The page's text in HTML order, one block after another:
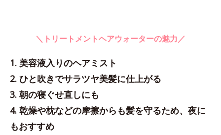
＼トリートメントヘアウォーターの魅力／
1. 美容液入りのヘアミスト
2. ひと吹きでサラツヤ美髪に仕上がる
3. 朝の寝ぐせ直しにも
4. 乾燥や枕などの摩擦からも髪を守るため、夜に
もおすすめ